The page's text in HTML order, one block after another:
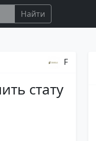
Найти
F
стату